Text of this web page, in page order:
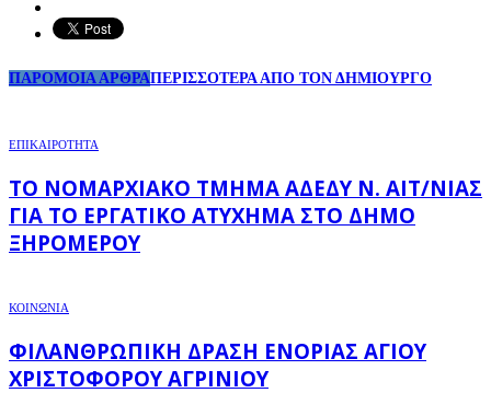
ΠΑΡΟΜΟΙΑ ΑΡΘΡΑΠΕΡΙΣΣΟΤΕΡΑ ΑΠΟ ΤΟΝ ΔΗΜΙΟΥΡΓΟ
ΕΠΙΚΑΙΡΟΤΗΤΑ
ΤΟ ΝΟΜΑΡΧΙΑΚΌ ΤΜΉΜΑ ΑΔΕΔΥ Ν. ΑΙΤ/ΝΊΑΣ
ΓΙΑ ΤΟ ΕΡΓΑΤΙΚΌ ΑΤΎΧΗΜΑ ΣΤΟ ΔΉΜΟ
ΞΗΡΟΜΈΡΟΥ
ΚΟΙΝΩΝΙΑ
ΦΙΛΑΝΘΡΩΠΙΚΉ ΔΡΆΣΗ ΕΝΟΡΊΑΣ ΑΓΊΟΥ
ΧΡΙΣΤΟΦΌΡΟΥ ΑΓΡΙΝΊΟΥ